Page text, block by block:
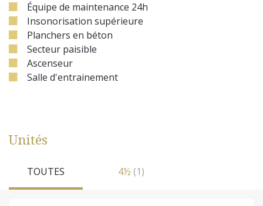
Équipe de maintenance 24h
Insonorisation supérieure
Planchers en béton
Secteur paisible
Ascenseur
Salle d'entrainement
Unités
TOUTES 4½ (1)